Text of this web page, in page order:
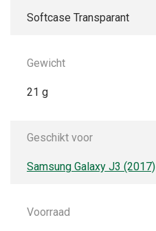
Softcase Transparant
Gewicht
21 g
Geschikt voor
Samsung Galaxy J3 (2017)
Voorraad